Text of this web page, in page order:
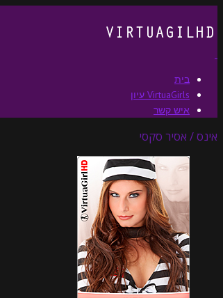
בית
VirtuaGirls עיון
איש קשר
אינס / אסיר סקסי